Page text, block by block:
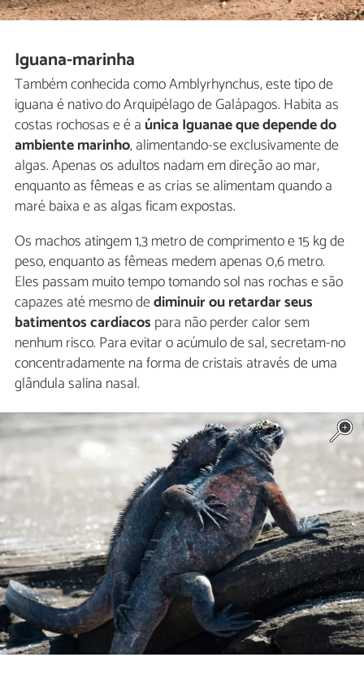
Iguana-marinha
Também conhecida como Amblyrhynchus, este tipo de
iguana é nativo do Arquipélago de Galápagos. Habita as
costas rochosas e é a única Iguanae que depende do
ambiente marinho, alimentando-se exclusivamente de
algas. Apenas os adultos nadam em direção ao mar,
enquanto as fêmeas e as crias se alimentam quando a
maré baixa e as algas ficam expostas.
Os machos atingem 1,3 metro de comprimento e 15 kg de
peso, enquanto as fêmeas medem apenas 0,6 metro.
Eles passam muito tempo tomando sol nas rochas e são
capazes até mesmo dediminuir ou retardar seus
batimentos cardíacos para não perder calor sem
nenhum risco. Para evitar o acúmulo de sal, secretam-no
concentradamente na forma de cristais através de uma
glândula salina nasal.